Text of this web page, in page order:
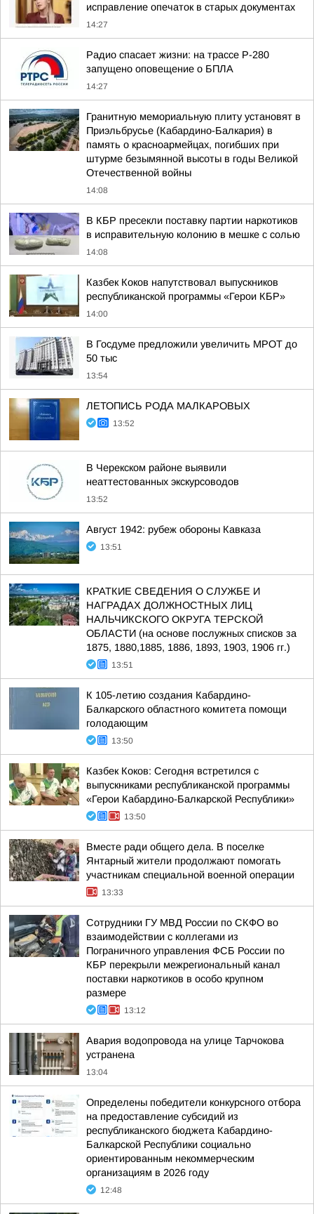
исправление опечаток в старых документах
14:27
Радио спасает жизни: на трассе Р-280
запущено оповещение о БПЛА
14:27
Гранитную мемориальную плиту установят в
Приэльбрусье (Кабардино-Балкария) в
память о красноармейцах, погибших при
штурме безымянной высоты в годы Великой
Отечественной войны
14:08
В КБР пресекли поставку партии наркотиков
в исправительную колонию в мешке с солью
14:08
Казбек Коков напутствовал выпускников
республиканской программы «Герои КБР»
14:00
В Госдуме предложили увеличить МРОТ до
50 тыс
13:54
ЛЕТОПИСЬ РОДА МАЛКАРОВЫХ
13:52
В Черекском районе выявили
неаттестованных экскурсоводов
13:52
Август 1942: рубеж обороны Кавказа
13:51
КРАТКИЕ СВЕДЕНИЯ О СЛУЖБЕ И
НАГРАДАХ ДОЛЖНОСТНЫХ ЛИЦ
НАЛЬЧИКСКОГО ОКРУГА ТЕРСКОЙ
ОБЛАСТИ (на основе послужных списков за
1875, 1880,1885, 1886, 1893, 1903, 1906 гг.)
13:51
К 105-летию создания Кабардино-
Балкарского областного комитета помощи
голодающим
13:50
Казбек Коков: Сегодня встретился с
выпускниками республиканской программы
«Герои Кабардино-Балкарской Республики»
13:50
Вместе ради общего дела. В поселке
Янтарный жители продолжают помогать
участникам специальной военной операции
13:33
Сотрудники ГУ МВД России по СКФО во
взаимодействии с коллегами из
Пограничного управления ФСБ России по
КБР перекрыли межрегиональный канал
поставки наркотиков в особо крупном
размере
13:12
Авария водопровода на улице Тарчокова
устранена
13:04
Определены победители конкурсного отбора
на предоставление субсидий из
республиканского бюджета Кабардино-
Балкарской Республики социально
ориентированным некоммерческим
организациям в 2026 году
12:48